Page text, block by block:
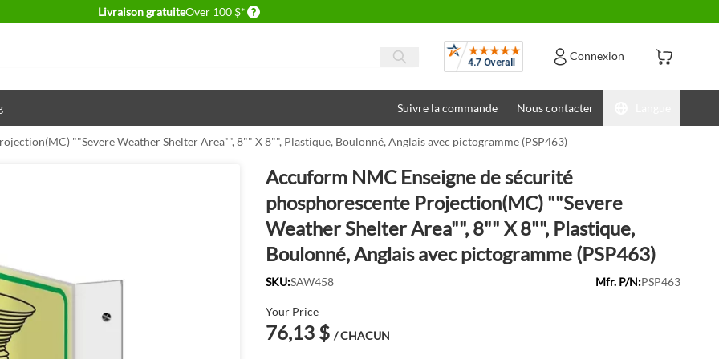
Livraison gratuiteOver 100 $* Delivery conditions
Avis Connexion
Suivre la commande Nous contacter
""Severe Weather Shelter Area"", 8"" X 8"", Plastique, Boulonné, Anglais avec pictogramme (PSP463)
Accuform NMC Enseigne de sécurité
phosphorescente Projection(MC) ""Severe
Weather Shelter Area"", 8"" X 8"", Plastique,
Boulonné, Anglais avec pictogramme (PSP463)
SKU:SAW458 Mfr. P/N:PSP463
Your Price
76,13 $ / CHACUN